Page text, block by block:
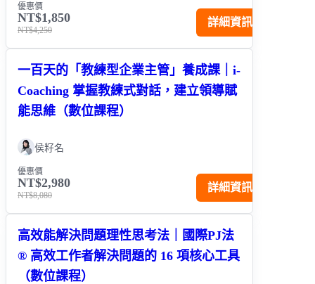
優惠價
NT$1,850
NT$4,250
詳細資訊
一百天的「教練型企業主管」養成課｜i-
Coaching 掌握教練式對話，建立領導賦
能思維（數位課程）
侯籽名
優惠價
NT$2,980
NT$8,080
詳細資訊
高效能解決問題理性思考法｜國際PJ法
® 高效工作者解決問題的 16 項核心工具
（數位課程）